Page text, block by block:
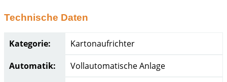
Technische Daten
Kategorie:
Kartonaufrichter
Automatik:
Vollautomatische Anlage